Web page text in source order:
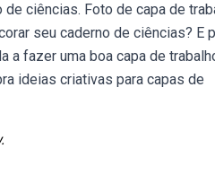
ciências. Foto de capa de
seu caderno de ciências? E
a fazer uma boa capa de
ideias criativas para capas de